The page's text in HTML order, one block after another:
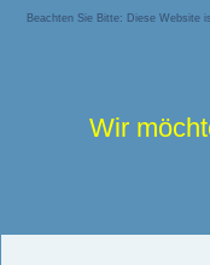
Beachten Sie Bitte: Diese Website
Wir